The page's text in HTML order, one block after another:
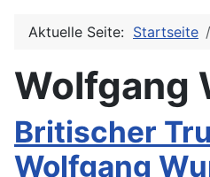
Aktuelle Seite: Startseite
Wolfgang
Britischer
Wolfgang